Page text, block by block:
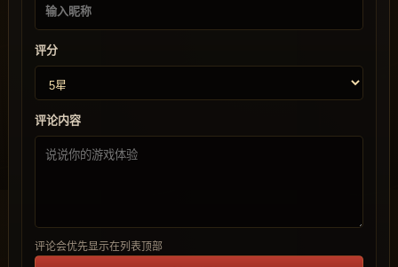
评分
评论内容
评论会优先显示在列表顶部